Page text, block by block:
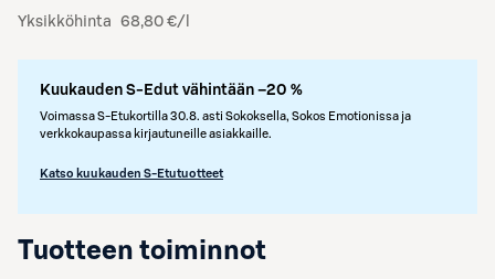
Yksikköhinta 68,80 €/l
Kuukauden S-Edut vähintään –20 %
Voimassa S-Etukortilla 30.8. asti Sokoksella, Sokos Emotionissa ja
verkkokaupassa kirjautuneille asiakkaille.
Katso kuukauden S-Etutuotteet
Tuotteen toiminnot